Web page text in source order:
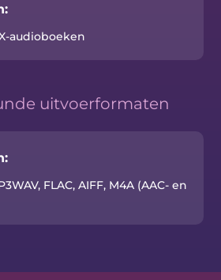
audioboeken
uitvoerformaten
FLAC, AIFF, M4A (AAC- en